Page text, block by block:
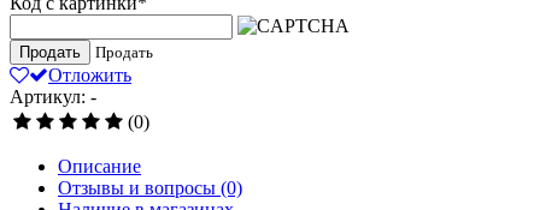
Продать Продать
Отложить
Артикул: -
(0)
Описание
Отзывы и вопросы (0)